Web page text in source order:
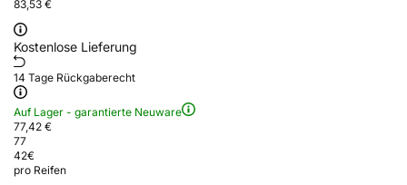
83,53 €
Kostenlose Lieferung
14 Tage Rückgaberecht
Auf Lager - garantierte Neuware
77,42 €
77
42€
pro Reifen